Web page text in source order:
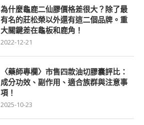
為什麼龜鹿二仙膠價格差很大？除了最
有名的莊松榮以外還有這二個品牌。重
大關鍵差在龜板和鹿角！
2022-12-21
〈藥師專欄〉市售四款油切膠囊評比：
成分功效、副作用、適合族群與注意事
項！
2025-10-23